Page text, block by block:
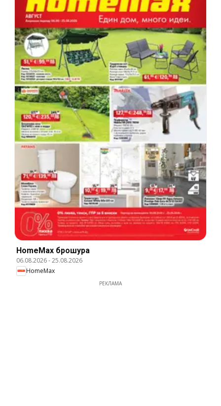
HomeMax брошура
06.08.2026-25.08.2026
HomeMax
РЕКЛАМА